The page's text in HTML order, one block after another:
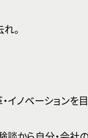
。
ノベーションを